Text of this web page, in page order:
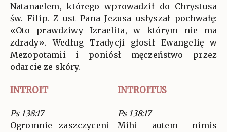
Natanaelem, którego wprowadził do Chrystusa
św. Filip. Z ust Pana Jezusa usłyszał pochwałę:
«Oto prawdziwy Izraelita, w którym nie ma
zdrady». Według Tradycji głosił Ewangelię w
Mezopotamii i poniósł męczeństwo przez
odarcie ze skóry.
INTROIT INTROITUS
Ps 138:17
Ogromnie zaszczyceni
Ps 138:17
Mihi autem nimis